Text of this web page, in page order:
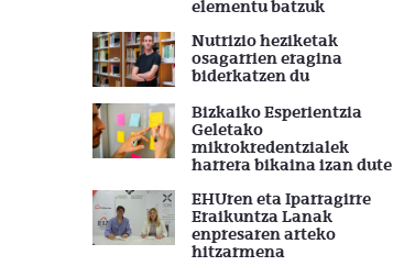
elementu batzuk
Nutrizio heziketak
osagarrien eragina
biderkatzen du
Bizkaiko Esperientzia
Geletako
mikrokredentzialek
harrera bikaina izan dute
EHUren eta Iparragirre
Eraikuntza Lanak
enpresaren arteko
hitzarmena